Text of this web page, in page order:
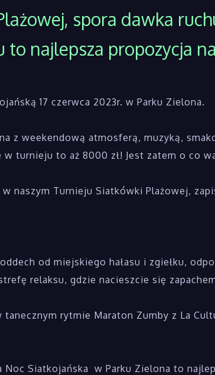
spora dawka
najlepsza propozycja
17 czerwca 2023r. w Parku Zielona.
z weekendową atmosferą, muzyką,
turnieju to aż 8000 zł! Jest zatem o co
naszym Turnieju Siatkówki Plażowej,
od miejskiego hałasu i zgiełku,
relaksu, gdzie nacieszcie się
tanecznym rytmie Maraton Zumby z La
Noc Siatkojańska w Parku Zielona to